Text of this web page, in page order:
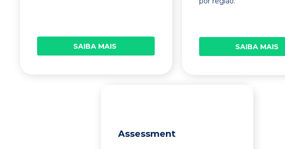
SAIBA MAIS SAIBA MAIS
Assessment